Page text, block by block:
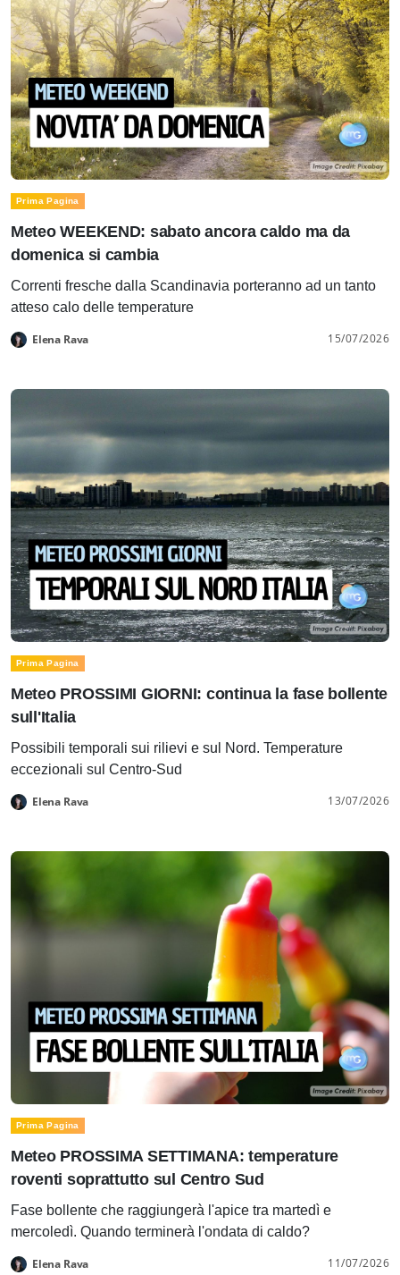
Prima Pagina
Meteo WEEKEND: sabato ancora caldo ma da
domenica si cambia
Correnti fresche dalla Scandinavia porteranno ad un tanto
atteso calo delle temperature
Elena Rava 15/07/2026
Prima Pagina
Meteo PROSSIMI GIORNI: continua la fase bollente
sull'Italia
Possibili temporali sui rilievi e sul Nord. Temperature
eccezionali sul Centro-Sud
Elena Rava 13/07/2026
Prima Pagina
Meteo PROSSIMA SETTIMANA: temperature
roventi soprattutto sul Centro Sud
Fase bollente che raggiungerà l'apice tra martedì e
mercoledì. Quando terminerà l'ondata di caldo?
Elena Rava 11/07/2026